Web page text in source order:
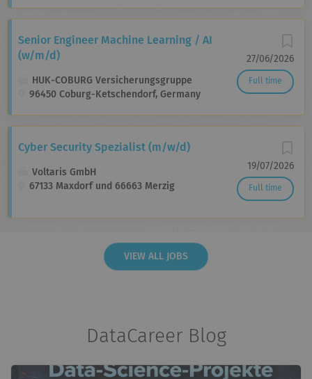
27/06/2026
Full time
Senior Engineer Machine Learning / AI
(w/m/d)
HUK-COBURG Versicherungsgruppe
96450 Coburg-Ketschendorf, Germany
19/07/2026
Full time
Cyber Security Spezialist (m/w/d)
Voltaris GmbH
67133 Maxdorf und 66663 Merzig
VIEW ALL JOBS
DataCareer Blog